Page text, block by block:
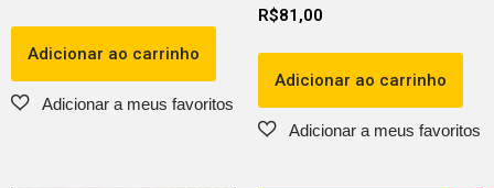
Adicionar ao carrinho
R$81,00
Adicionar ao carrinho